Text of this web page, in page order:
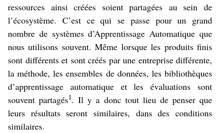
ressources ainsi créées soient partagées au sein de
l’écosystème. C’est ce qui se passe pour un grand
nombre de systèmes d’Apprentissage Automatique que
nous utilisons souvent. Même lorsque les produits finis
sont différents et sont créés par une entreprise différente,
la méthode, les ensembles de données, les bibliothèques
d’apprentissage automatique et les évaluations sont
souvent partagés1. Il y a donc tout lieu de penser que
leurs résultats seront similaires, dans des conditions
similaires.